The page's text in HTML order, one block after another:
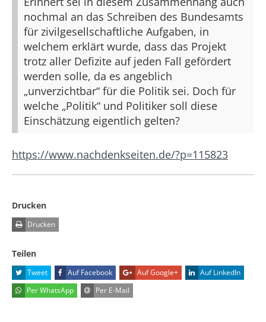
nochmal an das Schreiben des Bundesamts
für zivilgesellschaftliche Aufgaben, in
welchem erklärt wurde, dass das Projekt
trotz aller Defizite auf jeden Fall gefördert
werden solle, da es angeblich
„unverzichtbar“ für die Politik sei. Doch für
welche „Politik“ und Politiker soll diese
Einschätzung eigentlich gelten?
https://www.nachdenkseiten.de/?p=115823
Drucken
Drucken
Teilen
Tweet Auf Facebook Auf Google+
Auf LinkedIn
Per WhatsApp
Per E-Mail